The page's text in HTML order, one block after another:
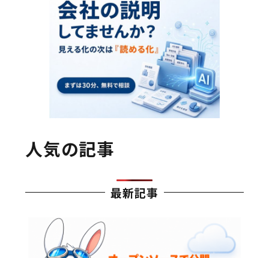
人気の記事
最新記事